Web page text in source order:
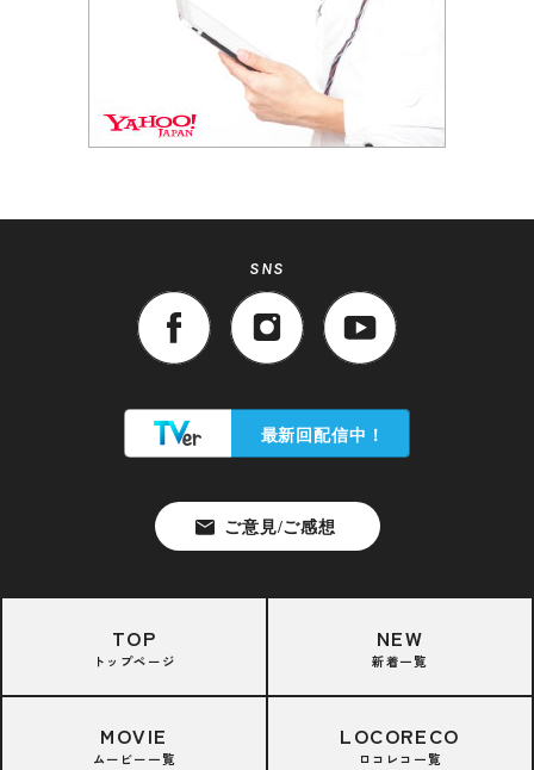
SNS
TOP
トップページ
NEW
新着一覧
MOVIE
ムービー一覧
LOCORECO
ロコレコ一覧